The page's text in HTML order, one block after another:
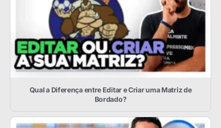
Qual a Diferença entre Editar e Criar uma Matriz de
Bordado?